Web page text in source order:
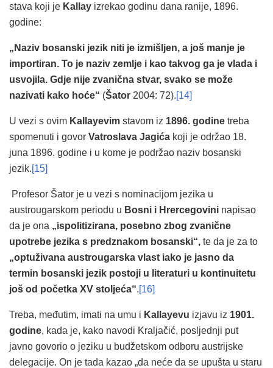
stava koji je Kallay izrekao godinu dana ranije, 1896.
godine:
„Naziv bosanski jezik niti je izmišljen, a još manje je
importiran. To je naziv zemlje i kao takvog ga je vlada i
usvojila. Gdje nije zvanična stvar, svako se može
nazivati kako hoće“ (Šator 2004: 72).[14]
U vezi s ovim Kallayevim stavom iz 1896. godine treba
spomenuti i govor Vatroslava Jagića koji je održao 18.
juna 1896. godine i u kome je podržao naziv bosanski
jezik.[15]
Profesor Šator je u vezi s nominacijom jezika u
austrougarskom periodu u Bosni i Hrercegovini napisao
da je ona „ispolitizirana, posebno zbog zvanične
upotrebe jezika s predznakom bosanski“, te da je za to
„optuživana austrougarska vlast iako je jasno da
termin bosanski jezik postoji u literaturi u kontinuitetu
još od početka XV stoljeća“.[16]
Treba, međutim, imati na umu i Kallayevu izjavu iz 1901.
godine, kada je, kako navodi Kraljačić, posljednji put
javno govorio o jeziku u budžetskom odboru austrijske
delegacije. On je tada kazao „da neće da se upušta u staru